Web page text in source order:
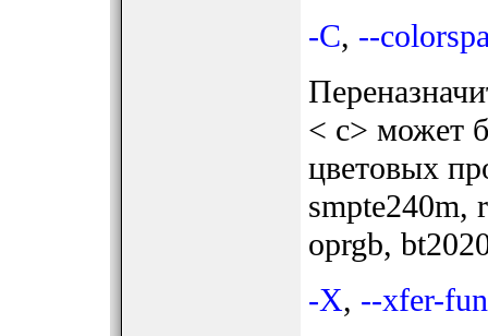
-C, --
< c> может
цветовых
smpte240m,
oprgb,
-X, --xfer-